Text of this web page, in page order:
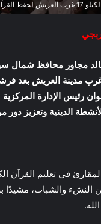
الكريم
خالد مجاور محافظ شمال
رئيس الإدارة
الدينية وتعزيز دور
في تعليم القرآن
النشء والشباب، مشيدًا